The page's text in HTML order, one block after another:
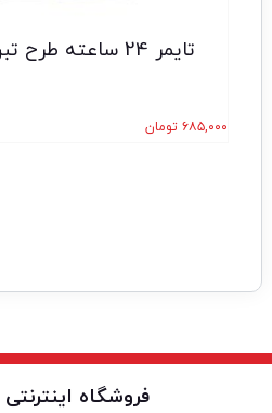
تایمر 24 ساعته طرح تبن
۶۸۵,۰۰۰ تومان
فروشگاه اینترنتی